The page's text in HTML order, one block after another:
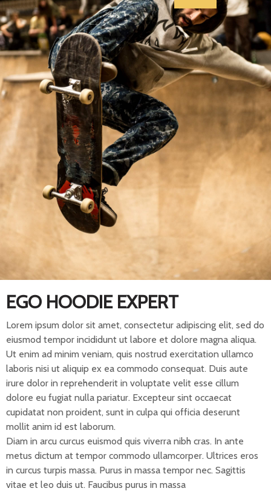
EGO HOODIE EXPERT
Lorem ipsum dolor sit amet, consectetur adipiscing elit, sed do
eiusmod tempor incididunt ut labore et dolore magna aliqua.
Ut enim ad minim veniam, quis nostrud exercitation ullamco
laboris nisi ut aliquip ex ea commodo consequat. Duis aute
irure dolor in reprehenderit in voluptate velit esse cillum
dolore eu fugiat nulla pariatur. Excepteur sint occaecat
cupidatat non proident, sunt in culpa qui officia deserunt
mollit anim id est laborum.
Diam in arcu curcus euismod quis viverra nibh cras. In ante
metus dictum at tempor commodo ullamcorper. Ultrices eros
in curcus turpis massa. Purus in massa tempor nec. Sagittis
vitae et leo duis ut. Faucibus purus in massa